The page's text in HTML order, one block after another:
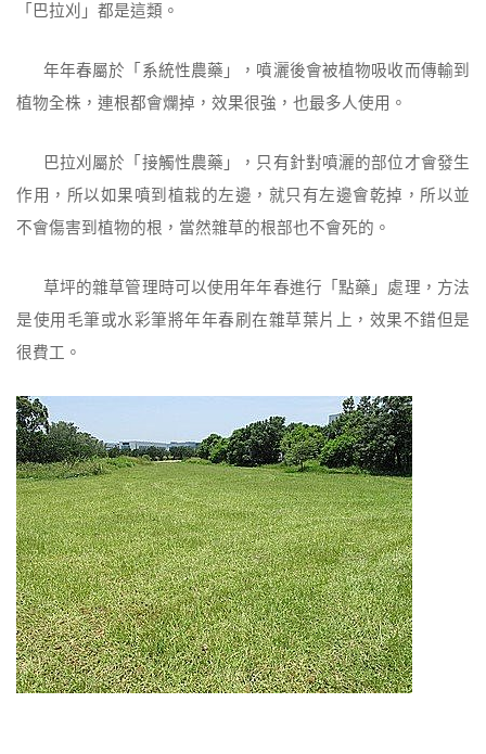
「巴拉刈」都是這類。
年年春屬於「系統性農藥」，噴灑後會被植物吸收而傳輸到
植物全株，連根都會爛掉，效果很強，也最多人使用。
巴拉刈屬於「接觸性農藥」，只有針對噴灑的部位才會發生
作用，所以如果噴到植栽的左邊，就只有左邊會乾掉，所以並
不會傷害到植物的根，當然雜草的根部也不會死的。
草坪的雜草管理時可以使用年年春進行「點藥」處理，方法
是使用毛筆或水彩筆將年年春刷在雜草葉片上，效果不錯但是
很費工。